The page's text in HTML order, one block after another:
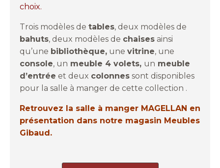
choix.
Trois modèles de tables, deux modèles de
bahuts, deux modèles de chaises ainsi
qu’une bibliothèque, une vitrine, une
console, un meuble 4 volets, un meuble
d’entrée et deux colonnes sont disponibles
pour la salle à manger de cette collection .
Retrouvez la salle à manger MAGELLAN en
présentation dans notre magasin Meubles
Gibaud.